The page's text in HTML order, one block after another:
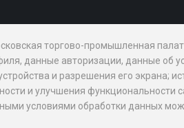
торгово-промышленная
данные авторизации, данные об
и разрешения его экрана;
и улучшения функциональности
условиями обработки данных